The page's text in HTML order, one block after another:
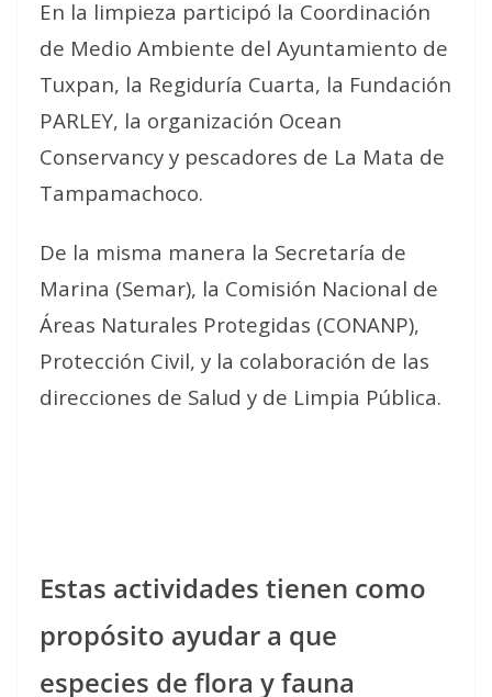
En la limpieza participó la Coordinación
de Medio Ambiente del Ayuntamiento de
Tuxpan, la Regiduría Cuarta, la Fundación
PARLEY, la organización Ocean
Conservancy y pescadores de La Mata de
Tampamachoco.
De la misma manera la Secretaría de
Marina (Semar), la Comisión Nacional de
Áreas Naturales Protegidas (CONANP),
Protección Civil, y la colaboración de las
direcciones de Salud y de Limpia Pública.
Estas actividades tienen como
propósito ayudar a que
especies de flora y fauna